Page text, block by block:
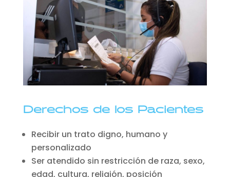
Derechos de los Pacientes
Recibir un trato digno, humano y
personalizado
Ser atendido sin restricción de raza, sexo,
edad, cultura, religión, posición